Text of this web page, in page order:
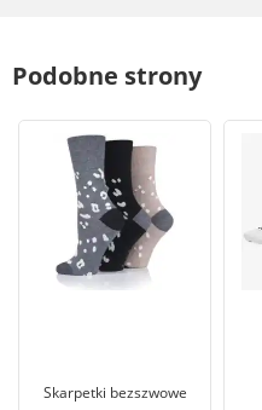
Podobne strony
Skarpetki bezszwowe